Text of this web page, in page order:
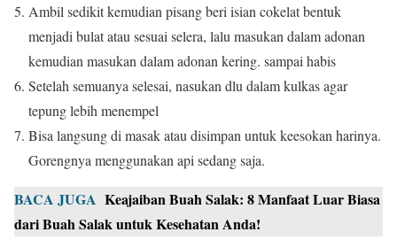
Ambil sedikit kemudian pisang beri isian cokelat bentuk
menjadi bulat atau sesuai selera, lalu masukan dalam adonan
kemudian masukan dalam adonan kering. sampai habis
Setelah semuanya selesai, nasukan dlu dalam kulkas agar
tepung lebih menempel
Bisa langsung di masak atau disimpan untuk keesokan harinya.
Gorengnya menggunakan api sedang saja.
BACA JUGA Keajaiban Buah Salak: 8 Manfaat Luar Biasa
dari Buah Salak untuk Kesehatan Anda!